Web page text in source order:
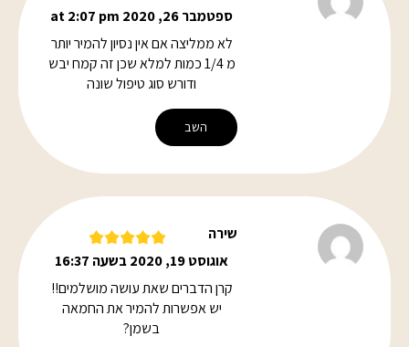
ספטמבר 26, 2020 at 2:07 pm
לא ממליצה אם אין נסיון להמיר יותר
מ 1/4 כמות למלא שכן זה קמח יבש
ודורש סוג טיפול שונה
השב
שירה
אוגוסט 19, 2020 בשעה 16:37
קרן הדברים שאת עושה מושלמים!!
יש אפשרות להמיר את החמאה
בשמן?